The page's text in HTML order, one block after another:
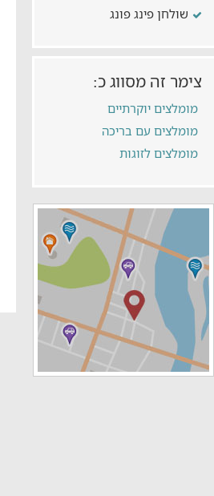
שולחן פינג פונג
צימר זה מסווג כ:
מומלצים יוקרתיים
מומלצים עם בריכה
מומלצים לזוגות